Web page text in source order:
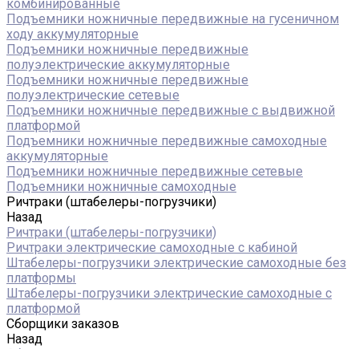
комбинированные
Подъемники ножничные передвижные на гусеничном
ходу аккумуляторные
Подъемники ножничные передвижные
полуэлектрические аккумуляторные
Подъемники ножничные передвижные
полуэлектрические сетевые
Подъемники ножничные передвижные с выдвижной
платформой
Подъемники ножничные передвижные самоходные
аккумуляторные
Подъемники ножничные передвижные сетевые
Подъемники ножничные самоходные
Ричтраки (штабелеры-погрузчики)
Назад
Ричтраки (штабелеры-погрузчики)
Ричтраки электрические самоходные с кабиной
Штабелеры-погрузчики электрические самоходные без
платформы
Штабелеры-погрузчики электрические самоходные с
платформой
Сборщики заказов
Назад